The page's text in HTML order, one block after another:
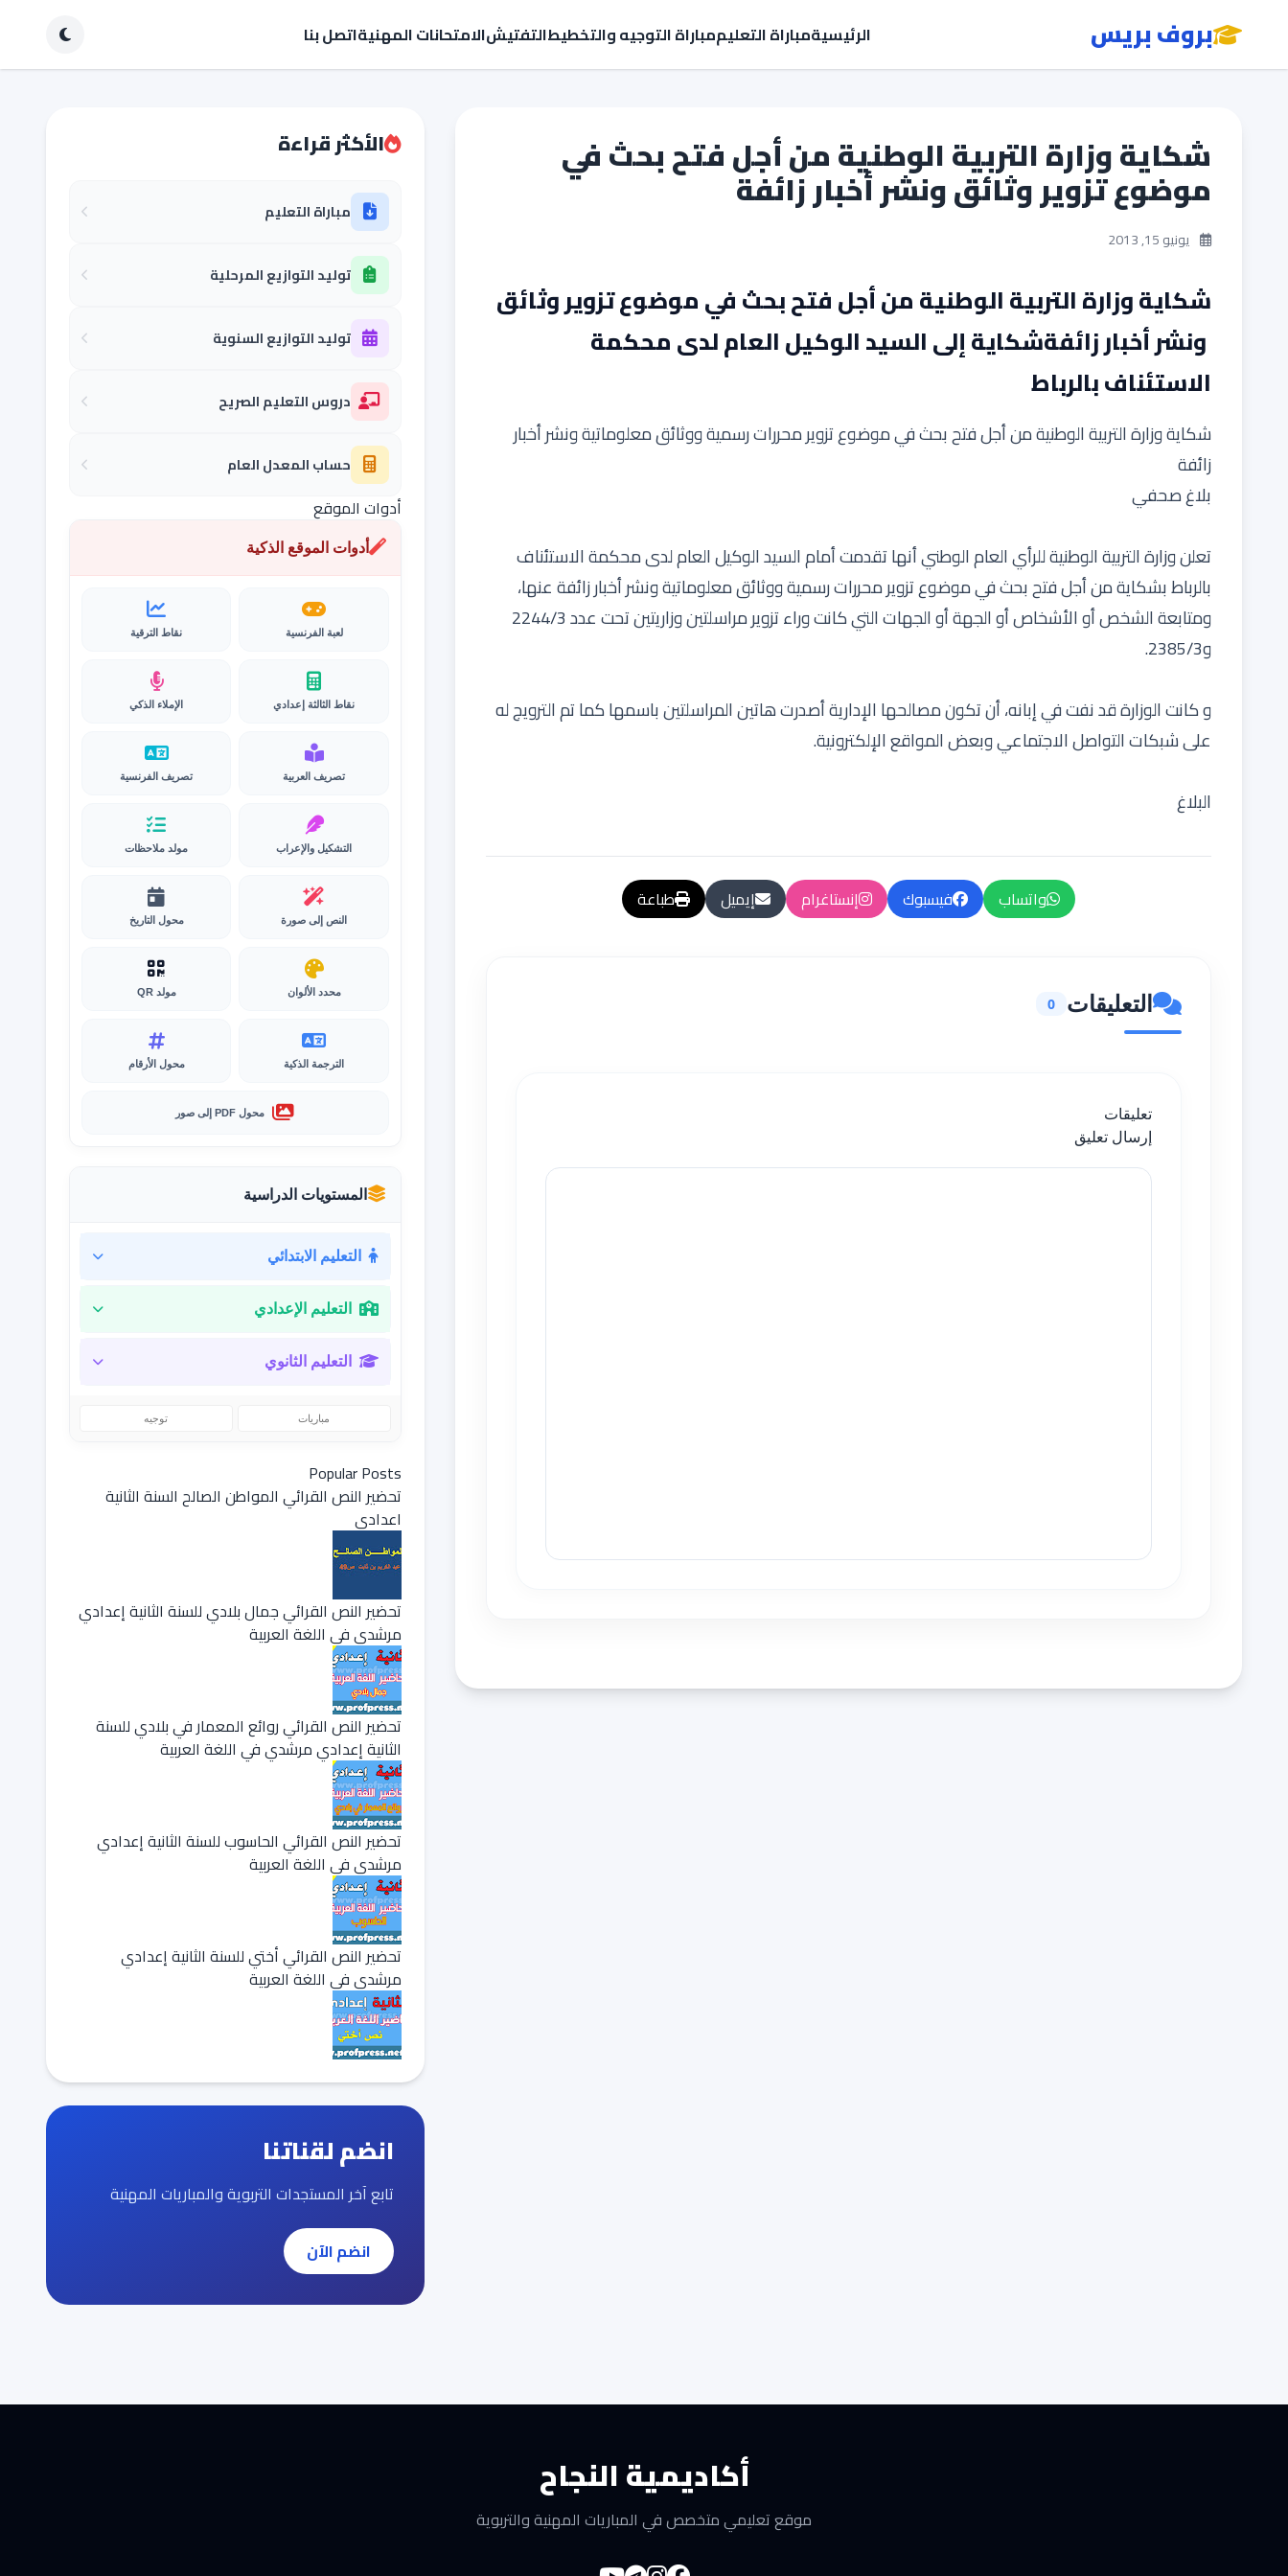
بروف بريس الرئيسيةمباراة التعليممباراة التوجيه والتخطيطالتفتيشالامتحانات المهنيةاتصل بنا
شكاية وزارة التربية الوطنية من أجل فتح بحث في
موضوع تزوير وثائق ونشر أخبار زائفة
يونيو 15, 2013
شكاية وزارة التربية الوطنية من أجل فتح بحث في موضوع تزوير وثائق
ونشر أخبار زائفةشكاية إلى السيد الوكيل العام لدى محكمة
الاستئناف بالرباط
شكاية وزارة التربية الوطنية من أجل فتح بحث في موضوع تزوير محررات رسمية ووثائق معلوماتية ونشر أخبار
زائفة
بلاغ صحفي
تعلن وزارة التربية الوطنية للرأي العام الوطني أنها تقدمت أمام السيد الوكيل العام لدى محكمة الاستئناف
بالرباط بشكاية من أجل فتح بحث في موضوع تزوير محررات رسمية ووثائق معلوماتية ونشر أخبار زائفة عنها،
ومتابعة الشخص أو الأشخاص أو الجهة أو الجهات التي كانت وراء تزوير مراسلتين وزاريتين تحت عدد 2244/3
و2385/3.
و كانت الوزارة قد نفت في إبانه، أن تكون مصالحها الإدارية أصدرت هاتين المراسلتين باسمها كما تم الترويج له
على شبكات التواصل الاجتماعي وبعض المواقع الإلكترونية.
البلاغ
واتساب فيسبوك إنستاغرام إيميل طباعة
التعليقات 0
تعليقات
إرسال تعليق
الأكثر قراءة
مباراة التعليم
توليد التوازيع المرحلية
توليد التوازيع السنوية
دروس التعليم الصريح
حساب المعدل العام
أدوات الموقع
أدوات الموقع الذكية
لعبة الفرنسية نقاط الترقية
نقاط الثالثة إعدادي الإملاء الذكي
تصريف العربية تصريف الفرنسية
التشكيل والإعراب مولد ملاحظات
النص إلى صورة محول التاريخ
محدد الألوان مولد QR
الترجمة الذكية محول الأرقام
محول PDF إلى صور
المستويات الدراسية
التعليم الابتدائي
التعليم الإعدادي
التعليم الثانوي
مباريات توجيه
Popular Posts
تحضير النص القرائي المواطن الصالح السنة الثانية
اعدادي
تحضير النص القرائي جمال بلادي للسنة الثانية إعدادي
مرشدي في اللغة العربية
تحضير النص القرائي روائع المعمار في بلادي للسنة
الثانية إعدادي مرشدي في اللغة العربية
تحضير النص القرائي الحاسوب للسنة الثانية إعدادي
مرشدي في اللغة العربية
تحضير النص القرائي أختي للسنة الثانية إعدادي
مرشدي في اللغة العربية
انضم لقناتنا
تابع آخر المستجدات التربوية والمباريات المهنية
انضم الآن
أكاديمية النجاح
موقع تعليمي متخصص في المباريات المهنية والتربوية